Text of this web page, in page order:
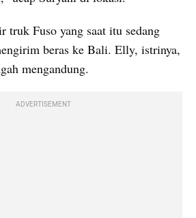
truk Fuso yang saat itu sedang
beras ke Bali. Elly, istrinya,
mengandung.
ADVERTISEMENT